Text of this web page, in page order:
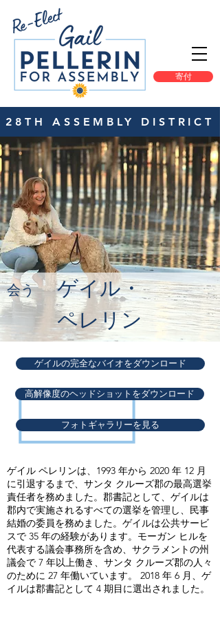
寄付
28TH ASSEMBLY DISTRICT
会う
ゲイル・
ペレリン
ゲイルの完全なバイオをダウンロード
高解像度のヘッドショットをダウンロード
フォトギャラリーを見る
ゲイル ペレリンは、1993 年から 2020 年 12 月
に引退するまで、サンタ クルーズ郡の最高選挙
責任者を務めました。郡書記として、ゲイルは
郡内で実施されるすべての選挙を管理し、民事
結婚の委員を務めました。ゲイルは公共サービ
スで 35 年の経験があります。モーガン ヒルを
代表する議会事務所を含め、サクラメントの州
議会で 7 年以上働き、サンタ クルーズ郡の人々
のために 27 年働いています。 2018 年 6 月、ゲ
イルは郡書記として 4 期目に選出されました。